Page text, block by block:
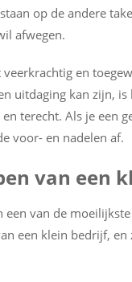
op de andere
afwegen.
en
uitdaging kan zijn,
terecht. Als je een
voor- en nadelen af.
van een
van de
een klein bedrijf,